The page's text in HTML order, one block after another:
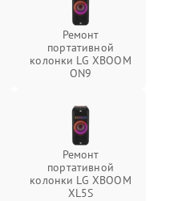
Ремонт
портативной
колонки LG XBOOM
ON9
Ремонт
портативной
колонки LG XBOOM
XL5S